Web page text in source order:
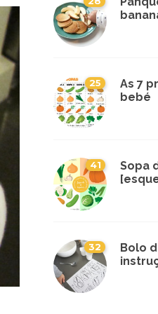
25
As 7
bebé
41
Sopa
32
Bolo